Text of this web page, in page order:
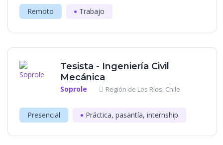
Remoto Trabajo
Tesista - Ingeniería Civil
Mecánica
Soprole Región de Los Ríos, Chile
Presencial Práctica, pasantía, internship